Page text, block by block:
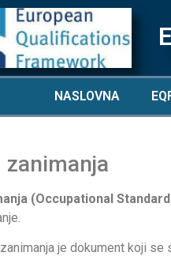
NASLOVNA
zanimanja
(Occupational
je dokument koji